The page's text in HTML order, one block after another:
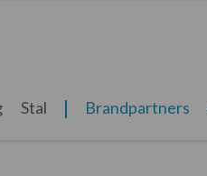
Stal Brandpartners